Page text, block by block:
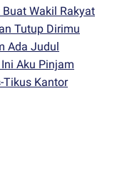
Wakil Rakyat
Tutup Dirimu
Ada Judul
Aku Pinjam
Tikus Kantor